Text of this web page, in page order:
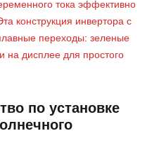
тока эффективно
конструкция инвертора с
переходы: зеленые
на дисплее для простого
по установке